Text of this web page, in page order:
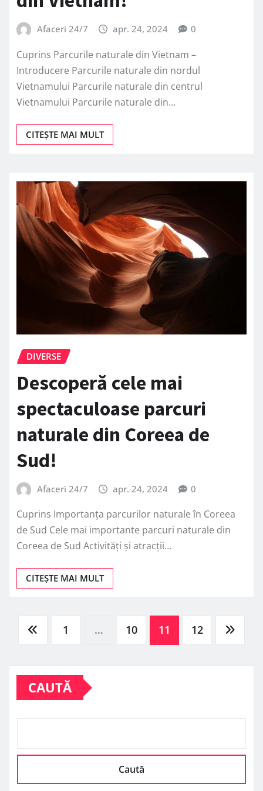
Afaceri 24/7 apr. 24, 2024 0
Cuprins Parcurile naturale din Vietnam –
Introducere Parcurile naturale din nordul
Vietnamului Parcurile naturale din centrul
Vietnamului Parcurile naturale din…
CITEȘTE MAI MULT
DIVERSE
Descoperă cele mai
spectaculoase parcuri
naturale din Coreea de
Sud!
Afaceri 24/7 apr. 24, 2024 0
Cuprins Importanța parcurilor naturale în Coreea
de Sud Cele mai importante parcuri naturale din
Coreea de Sud Activități și atracții…
CITEȘTE MAI MULT
Paginație
articole
1 … 10 11 12
CAUTĂ
Caută